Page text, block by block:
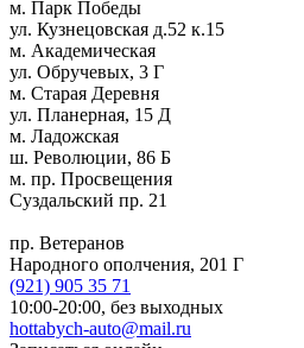
м. Парк Победы
ул. Кузнецовская д.52 к.15
м. Академическая
ул. Обручевых, 3 Г
м. Старая Деревня
ул. Планерная, 15 Д
м. Ладожская
ш. Революции, 86 Б
м. пр. Просвещения
Суздальский пр. 21
пр. Ветеранов
Народного ополчения, 201 Г
(921) 905 35 71
10:00-20:00, без выходных
hottabych-auto@mail.ru